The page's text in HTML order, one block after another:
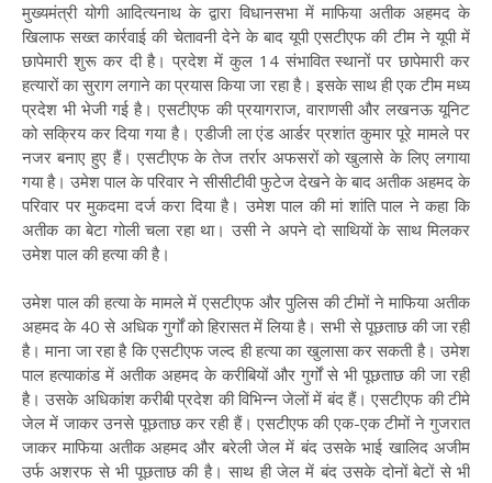
मुख्यमंत्री योगी आदित्यनाथ के द्वारा विधानसभा में माफिया अतीक अहमद के
खिलाफ सख्त कार्रवाई की चेतावनी देने के बाद यूपी एसटीएफ की टीम ने यूपी में
छापेमारी शुरू कर दी है। प्रदेश में कुल 14 संभावित स्थानों पर छापेमारी कर
हत्यारों का सुराग लगाने का प्रयास किया जा रहा है। इसके साथ ही एक टीम मध्य
प्रदेश भी भेजी गई है। एसटीएफ की प्रयागराज, वाराणसी और लखनऊ यूनिट
को सक्रिय कर दिया गया है। एडीजी ला एंड आर्डर प्रशांत कुमार पूरे मामले पर
नजर बनाए हुए हैं। एसटीएफ के तेज तर्रार अफसरों को खुलासे के लिए लगाया
गया है। उमेश पाल के परिवार ने सीसीटीवी फुटेज देखने के बाद अतीक अहमद के
परिवार पर मुकदमा दर्ज करा दिया है। उमेश पाल की मां शांति पाल ने कहा कि
अतीक का बेटा गोली चला रहा था। उसी ने अपने दो साथियों के साथ मिलकर
उमेश पाल की हत्या की है।
उमेश पाल की हत्या के मामले में एसटीएफ और पुलिस की टीमों ने माफिया अतीक
अहमद के 40 से अधिक गुर्गों को हिरासत में लिया है। सभी से पूछताछ की जा रही
है। माना जा रहा है कि एसटीएफ जल्द ही हत्या का खुलासा कर सकती है। उमेश
पाल हत्याकांड में अतीक अहमद के करीबियों और गुर्गों से भी पूछताछ की जा रही
है। उसके अधिकांश करीबी प्रदेश की विभिन्न जेलों में बंद हैं। एसटीएफ की टीमे
जेल में जाकर उनसे पूछताछ कर रही हैं। एसटीएफ की एक-एक टीमों ने गुजरात
जाकर माफिया अतीक अहमद और बरेली जेल में बंद उसके भाई खालिद अजीम
उर्फ अशरफ से भी पूछताछ की है। साथ ही जेल में बंद उसके दोनों बेटों से भी